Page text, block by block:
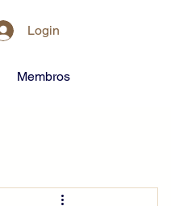
Login
Membros